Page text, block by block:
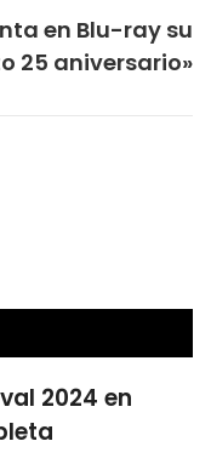
en Blu-ray su
25 aniversario»
2024 en